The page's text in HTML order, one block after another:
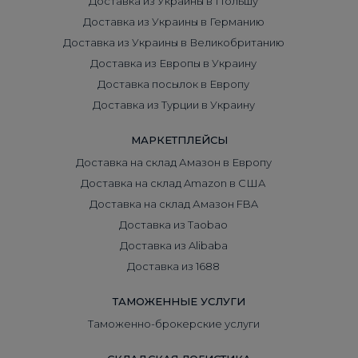
Доставка из Украины в Германию
Доставка из Украины в Великобританию
Доставка из Европы в Украину
Доставка посылок в Европу
Доставка из Турции в Украину
МАРКЕТПЛЕЙСЫ
Доставка на склад Амазон в Европу
Доставка на склад Amazon в США
Доставка на склад Амазон FBA
Доставка из Taobao
Доставка из Alibaba
Доставка из 1688
ТАМОЖЕННЫЕ УСЛУГИ
Таможенно-брокерские услуги